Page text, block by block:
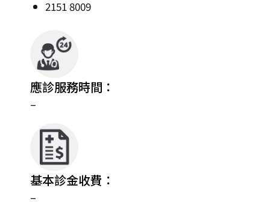
2151 8009
應診服務時間：
–
基本診金收費：
–